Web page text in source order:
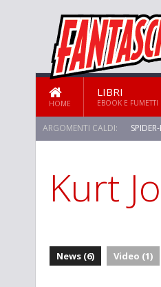
HOME
LIBRI
EBOOK E FUMETTI
ARGOMENTI CALDI:
STAR TREK: STRANGE NEW
Kurt
News (6) Video (1)